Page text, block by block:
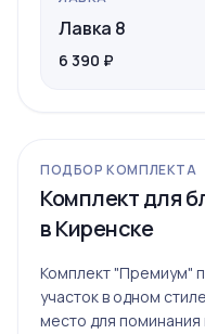
Лавка 8
6 390 ₽
ПОДБОР КОМПЛЕКТА
Комплект для
в Киренске
Комплект "Премиум"
участок в одном
место для поминания